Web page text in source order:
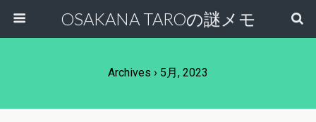
OSAKANA TAROの謎メモ
Archives › 5月, 2023